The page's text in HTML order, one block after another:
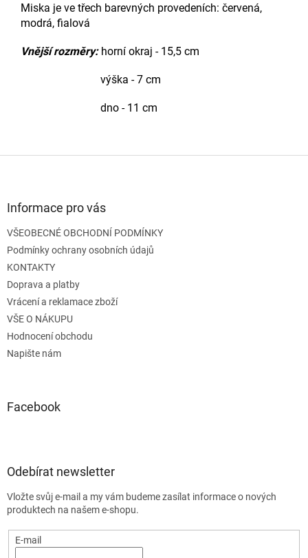
Miska je ve třech barevných provedeních: červená,
modrá, fialová
Vnější rozměry:horní okraj - 15,5 cm
výška - 7 cm
dno - 11 cm
Informace pro vás
VŠEOBECNÉ OBCHODNÍ PODMÍNKY
Podmínky ochrany osobních údajů
KONTAKTY
Doprava a platby
Vrácení a reklamace zboží
VŠE O NÁKUPU
Hodnocení obchodu
Napište nám
Facebook
Odebírat newsletter
Vložte svůj e-mail a my vám budeme zasílat informace o nových
produktech na našem e-shopu.
E-mail